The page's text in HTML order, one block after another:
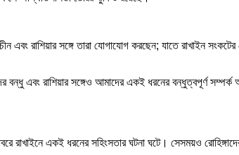
এবং রাশিয়ার সঙ্গে তারা যোগাযোগ করছেন; যাতে রাখাইন
এবং রাশিয়ার সঙ্গেও আমাদের একই ধরনের বন্ধুত্বপূর্ণ সম্পর্ক
রাখাইনে একই ধরনের সহিংসতার ঘটনা ঘটে। সেসময়ও